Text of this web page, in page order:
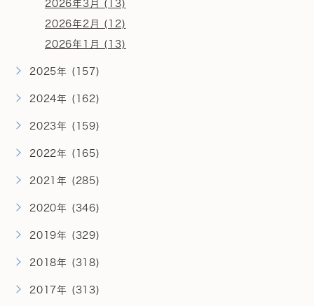
2026年3月 (13)
2026年2月 (12)
2026年1月 (13)
2025年 (157)
2024年 (162)
2023年 (159)
2022年 (165)
2021年 (285)
2020年 (346)
2019年 (329)
2018年 (318)
2017年 (313)